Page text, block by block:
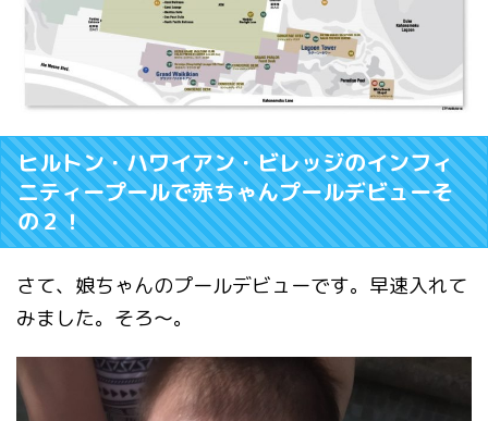
ヒルトン・ハワイアン・ビレッジのインフィ
ニティープールで赤ちゃんプールデビューそ
の２！
さて、娘ちゃんのプールデビューです。早速入れて
みました。そろ〜。